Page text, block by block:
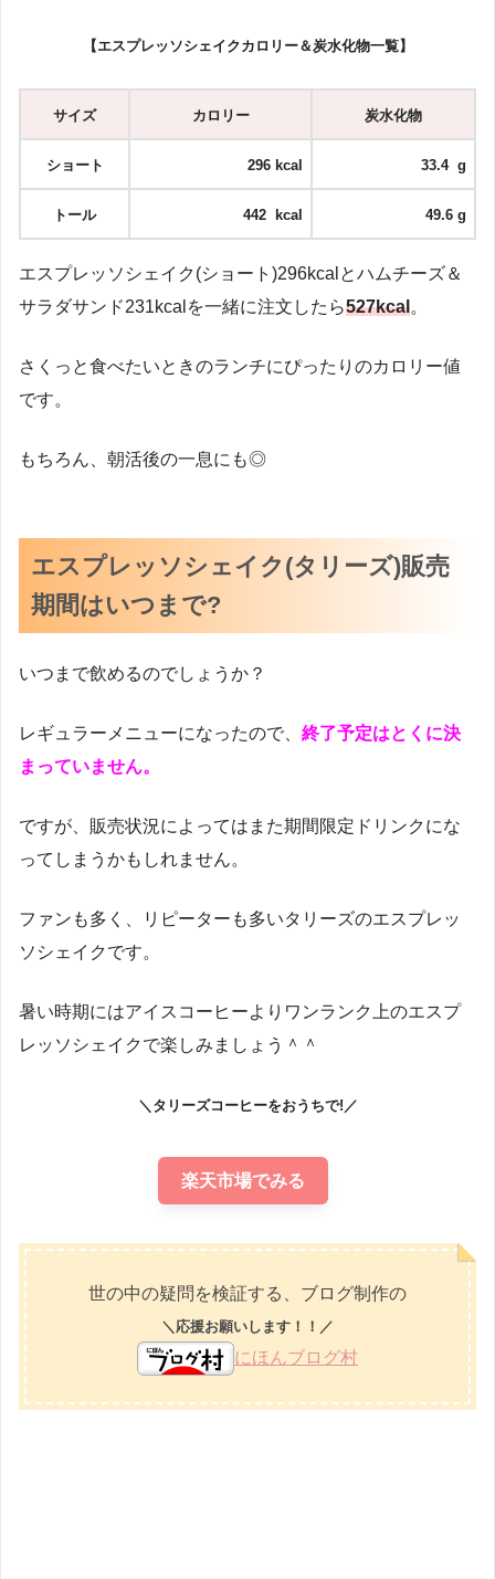
【エスプレッソシェイクカロリー＆炭水化物一覧】
サイズ カロリー 炭水化物
ショート 296 kcal 33.4 g
トール 442 kcal 49.6 g
エスプレッソシェイク(ショート)296kcalとハムチーズ＆
サラダサンド231kcalを一緒に注文したら527kcal。
さくっと食べたいときのランチにぴったりのカロリー値
です。
もちろん、朝活後の一息にも◎
エスプレッソシェイク(タリーズ)販売
期間はいつまで?
いつまで飲めるのでしょうか？
レギュラーメニューになったので、 終了予定はとくに決
まっていません。
ですが、販売状況によってはまた期間限定ドリンクにな
ってしまうかもしれません。
ファンも多く、リピーターも多いタリーズのエスプレッ
ソシェイクです。
暑い時期にはアイスコーヒーよりワンランク上のエスプ
レッソシェイクで楽しみましょう＾＾
＼タリーズコーヒーをおうちで!／
楽天市場でみる
世の中の疑問を検証する、ブログ制作の
＼応援お願いします！！／
にほんブログ村